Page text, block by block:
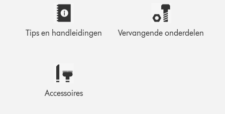
Tips en handleidingen Vervangende onderdelen
Accessoires